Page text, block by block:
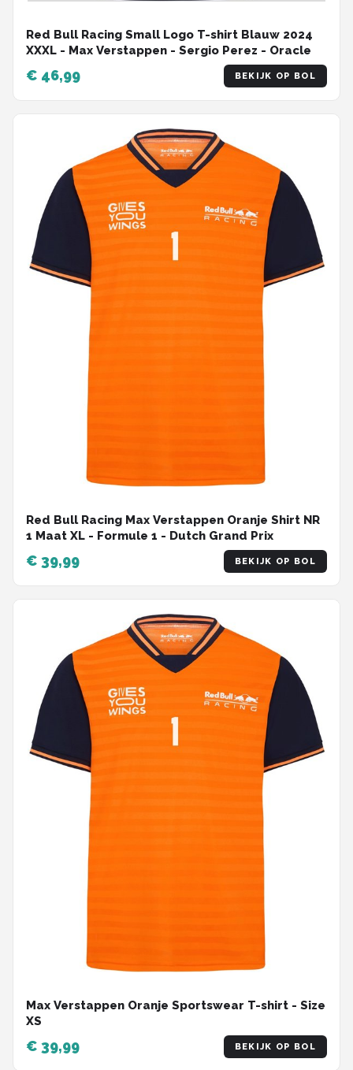
Red Bull Racing Small Logo T-shirt Blauw 2024
XXXL - Max Verstappen - Sergio Perez - Oracle
€ 46,99 BEKIJK OP BOL
Red Bull Racing Max Verstappen Oranje Shirt NR
1 Maat XL - Formule 1 - Dutch Grand Prix
€ 39,99 BEKIJK OP BOL
Max Verstappen Oranje Sportswear T-shirt - Size
XS
€ 39,99 BEKIJK OP BOL